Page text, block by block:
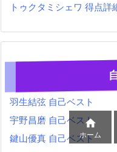
トゥクタミシェワ 得点詳
羽生結弦 自己ベスト
宇野昌磨 自己ベスト
鍵山優真 自己ベスト

ホーム